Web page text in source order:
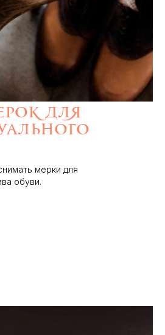
для
мерки для
обуви.